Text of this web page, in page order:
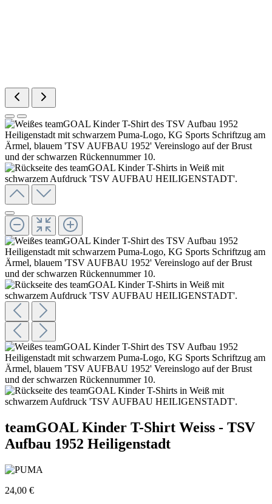
teamGOAL Kinder T-Shirt Weiss - TSV
Aufbau 1952 Heiligenstadt
24,00 €